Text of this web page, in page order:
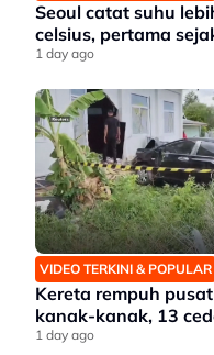
Seoul catat suhu
celsius, pertama
1 day ago
VIDEO TERKINI & POPULAR
Kereta rempuh
kanak-kanak, 13
1 day ago